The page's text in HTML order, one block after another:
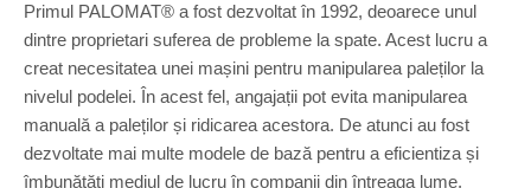
Primul PALOMAT® a fost dezvoltat în 1992, deoarece unul
dintre proprietari suferea de probleme la spate. Acest lucru a
creat necesitatea unei mașini pentru manipularea paleților la
nivelul podelei. În acest fel, angajații pot evita manipularea
manuală a paleților și ridicarea acestora. De atunci au fost
dezvoltate mai multe modele de bază pentru a eficientiza și
îmbunătăți mediul de lucru în companii din întreaga lume.